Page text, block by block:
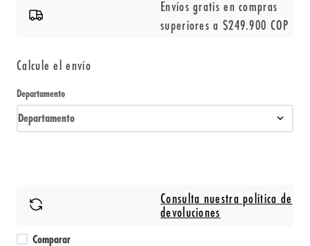
Envíos gratis en compras
superiores a $249.900 COP
Calcule el envío
Departamento
Departamento
Consulta nuestra política de
devoluciones
Comparar